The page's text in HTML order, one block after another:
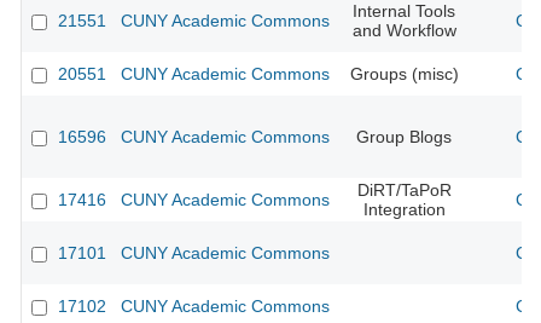
21551 CUNY Academic Commons
Internal Tools
and Workflow
20551 CUNY Academic Commons Groups (misc)
16596 CUNY Academic Commons Group Blogs
17416 CUNY Academic Commons
DiRT/TaPoR
Integration
17101 CUNY Academic Commons
17102 CUNY Academic Commons